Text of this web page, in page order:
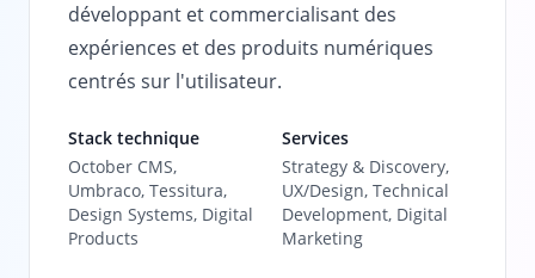
développant et commercialisant des
expériences et des produits numériques
centrés sur l'utilisateur.
Stack technique
October CMS,
Umbraco, Tessitura,
Design Systems, Digital
Products
Services
Strategy & Discovery,
UX/Design, Technical
Development, Digital
Marketing